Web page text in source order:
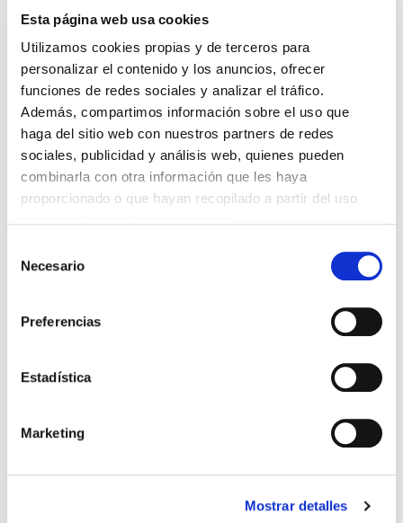
Esta página web usa cookies
Utilizamos cookies propias y de terceros para
personalizar el contenido y los anuncios, ofrecer
funciones de redes sociales y analizar el tráfico.
Además, compartimos información sobre el uso que
haga del sitio web con nuestros partners de redes
sociales, publicidad y análisis web, quienes pueden
combinarla con otra información que les haya
proporcionado o que hayan recopilado a partir del uso
Necesario
Preferencias
Estadística
Marketing
Mostrar detalles
He leido y acepto la Política de privacidad
SANIDAD CREA UN DIPLOMA OFICIAL PARA RECONOCER LA
LABOR DE LOS TUTORES DE RESIDENTES
LA ALIANZA MÉDICA POR LA SALUD PLANETARIA SE ADHIERE
AL PACTO DE ESTADO FRENTE A LA EMERGENCIA CLIMÁTICA
PREMIOS DE LA REAL ACADEMIA DE MEDICINA DE GALICIA
CARTA DEL PRESIDENTE DE MUTUAL MÉDICA SOBRE LA
REFORMA DE LAS MUTUALIDADES ALTERNATIVAS Y LA